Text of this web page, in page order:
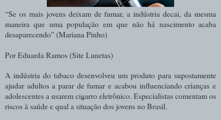
“Se os mais jovens deixam de fumar, a indústria decai, da mesma
maneira que uma população em que não há nascimento acaba
desaparecendo” (Mariana Pinho)
Por Eduarda Ramos (Site Lunetas)
A indústria do tabaco desenvolveu um produto para supostamente
ajudar adultos a parar de fumar e acabou influenciando crianças e
adolescentes a usarem cigarro eletrônico. Especialistas comentam os
riscos à saúde e qual a situação dos jovens no Brasil.